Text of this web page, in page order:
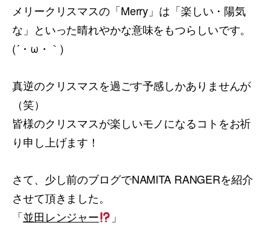
メリークリスマスの「Merry」は「楽しい・陽気
な」といった晴れやかな意味をもつらしいです。
(´・ω・｀)
真逆のクリスマスを過ごす予感しかありませんが
（笑）
皆様のクリスマスが楽しいモノになるコトをお祈
り申し上げます！
さて、少し前のブログでNAMITA RANGERを紹介
させて頂きました。
「並田レンジャー 」